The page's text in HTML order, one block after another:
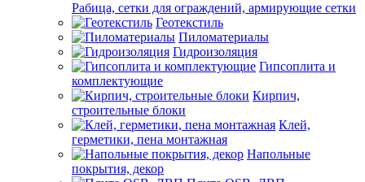
Рабица, сетки для ограждений, армирующие сетки
Геотекстиль
Пиломатериалы
Гидроизоляция
Гипсоплита и
комплектующие
Кирпич,
строительные блоки
Клей,
герметики, пена монтажная
Напольные
покрытия, декор